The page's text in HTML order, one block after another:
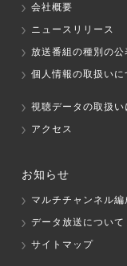
会社概要
ニュースリリース
放送番組の種別の公
個人情報の取扱いに
視聴データの取扱い
アクセス
お知らせ
マルチチャンネル編
データ放送について
サイトマップ